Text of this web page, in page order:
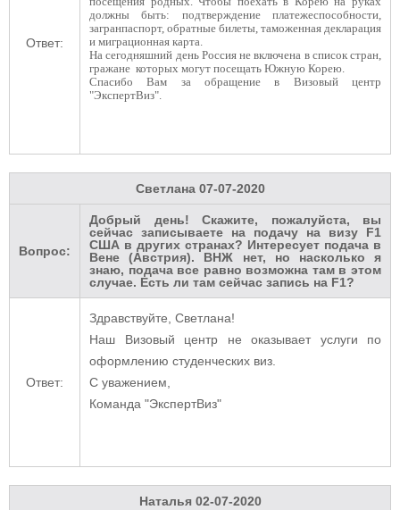
Ответ:
должны быть: подтверждение платежеспособности,
загранпаспорт, обратные билеты, таможенная декларация
и миграционная карта.
На сегодняшний день Россия не включена в список стран,
гражане которых могут посещать Южную Корею.
Спасибо Вам за обращение в Визовый центр
"ЭкспертВиз".
Светлана 07-07-2020
Вопрос:
Добрый день! Скажите, пожалуйста, вы
сейчас записываете на подачу на визу F1
США в других странах? Интересует подача в
Вене (Австрия). ВНЖ нет, но насколько я
знаю, подача все равно возможна там в этом
случае. Есть ли там сейчас запись на F1?
Ответ:
Здравствуйте, Светлана!
Наш Визовый центр не оказывает услуги по
оформлению студенческих виз.
С уважением,
Команда "ЭкспертВиз"
Наталья 02-07-2020